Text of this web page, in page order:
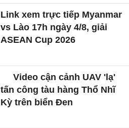
Link xem trực tiếp Myanmar
vs Lào 17h ngày 4/8, giải
ASEAN Cup 2026
Video cận cảnh UAV 'lạ'
tấn công tàu hàng Thổ Nhĩ
Kỳ trên biển Đen